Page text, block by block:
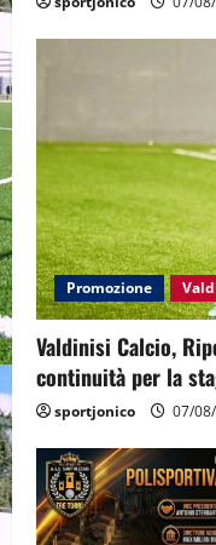
Promozione
Valdinisi Calcio,
continuità per la
sportjonico 07/